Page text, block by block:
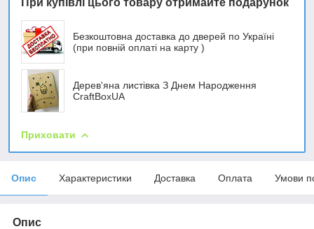
Безкоштовна доставка до дверей по Україні
(при повній оплаті на карту )
Дерев'яна листівка З Днем Народження
CraftBoxUA
Приховати
Опис Характеристики Доставка Оплата Умови
Опис